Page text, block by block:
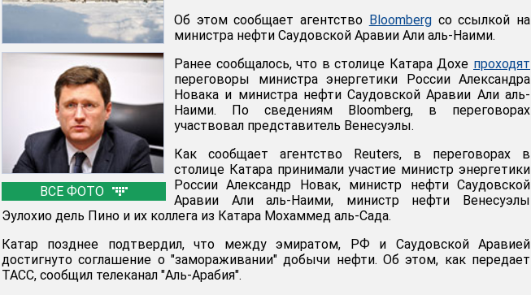
ВСЕ ФОТО
Об этом сообщает агентство Bloombergсо ссылкой на
министра нефти Саудовской Аравии Али аль-Наими.
Ранее сообщалось, что в столице Катара Дохе проходят
переговоры министра энергетики России Александра
Новака и министра нефти Саудовской Аравии Али аль-
Наими. По сведениям Bloomberg, в переговорах
участвовал представитель Венесуэлы.
Как сообщает агентство Reuters, в переговорах в
столице Катара принимали участие министр энергетики
России Александр Новак, министр нефти Саудовской
Аравии Али аль-Наими, министр нефти Венесуэлы
Эулохио дель Пино и их коллега из Катара Мохаммед аль-Сада.
Катар позднее подтвердил, что между эмиратом, РФ и Саудовской Аравией
достигнуто соглашение о "замораживании" добычи нефти. Об этом, как передает
ТАСС, сообщил телеканал "Аль-Арабия".